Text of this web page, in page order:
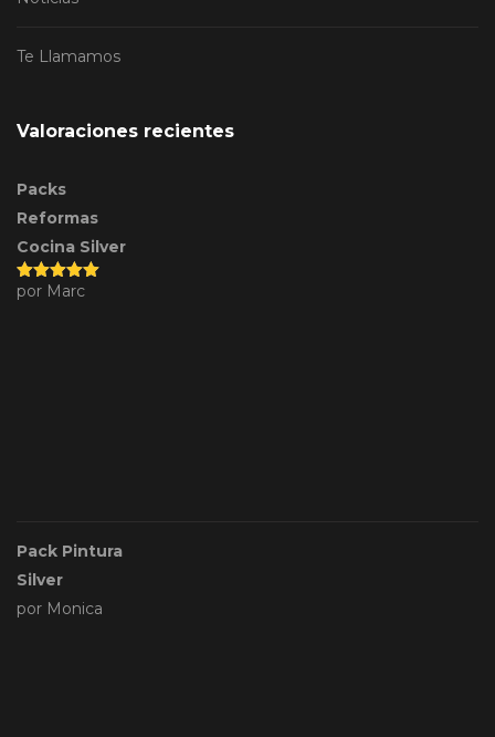
Te Llamamos
Valoraciones recientes
Packs
Reformas
Cocina Silver
Valorado
por Marc
Pack Pintura
Silver
por Monica